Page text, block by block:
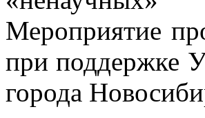
Мероприятие
при поддержке
города